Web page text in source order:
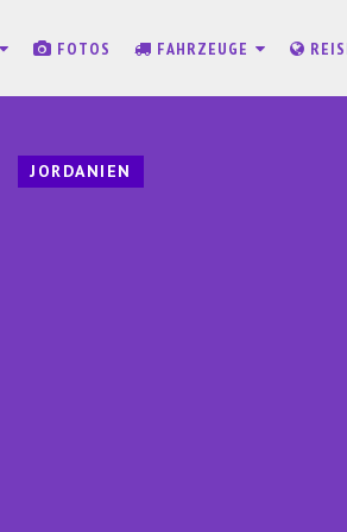
FOTOS FAHRZEUGE
JORDANIEN